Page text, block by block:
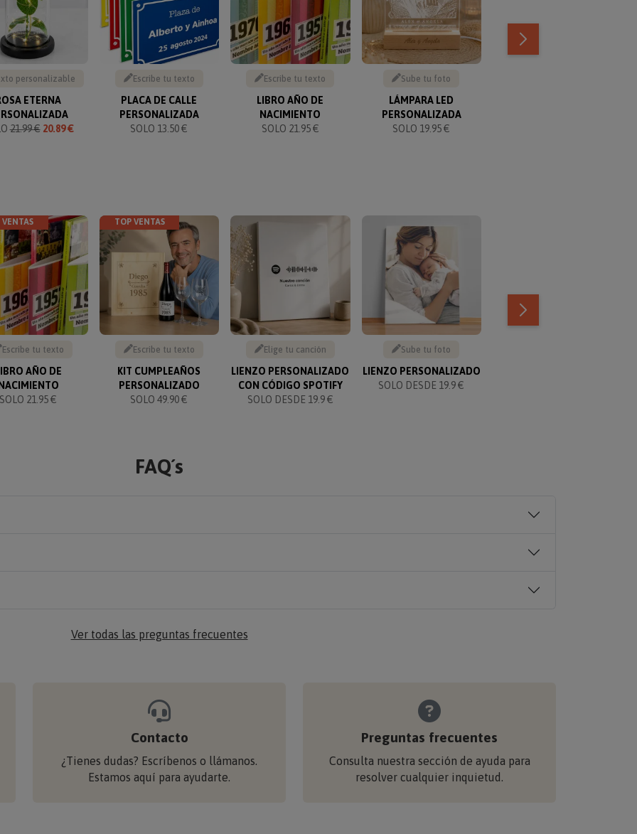
personalizable
ETERNA
21.99 € 20.89 €
Escribe tu texto
PLACA DE CALLE
PERSONALIZADA
SOLO 13.50 €
Escribe tu texto
LIBRO AÑO DE
NACIMIENTO
SOLO 21.95 €
Sube tu foto
LÁMPARA LED
PERSONALIZADA
SOLO 19.95 €
Escribe tu texto
AÑO DE
SOLO 21.95 €
TOP VENTAS
Escribe tu texto
KIT CUMPLEAÑOS
PERSONALIZADO
SOLO 49.90 €
Elige tu canción
LIENZO PERSONALIZADO
CON CÓDIGO SPOTIFY
SOLO DESDE 19.9 €
Sube tu foto
LIENZO PERSONALIZADO
SOLO DESDE 19.9 €
FAQ´s
Ver todas las preguntas frecuentes
Contacto
¿Tienes dudas? Escríbenos o llámanos.
Estamos aquí para ayudarte.
Preguntas frecuentes
Consulta nuestra sección de ayuda para
resolver cualquier inquietud.